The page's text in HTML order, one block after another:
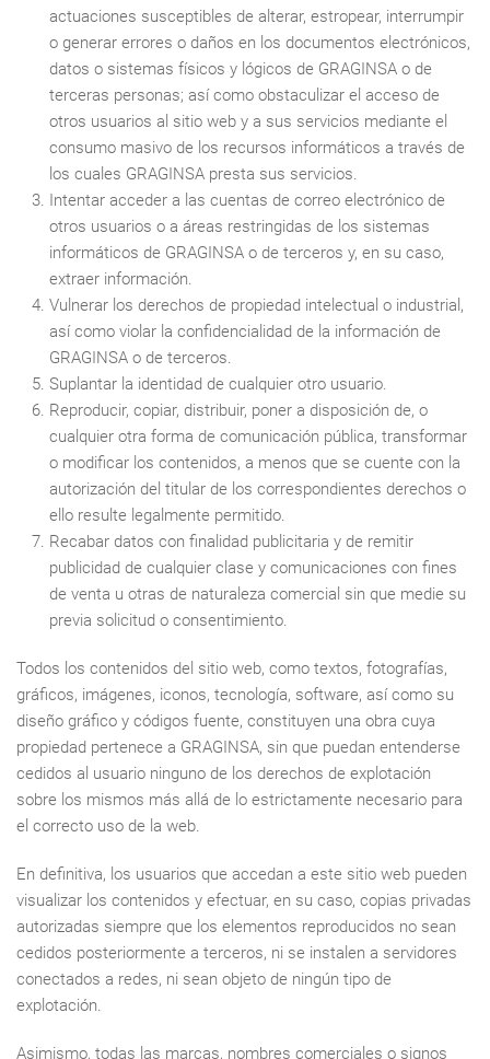
actuaciones susceptibles de alterar, estropear, interrumpir
o generar errores o daños en los documentos electrónicos,
datos o sistemas físicos y lógicos de GRAGINSA o de
terceras personas; así como obstaculizar el acceso de
otros usuarios al sitio web y a sus servicios mediante el
consumo masivo de los recursos informáticos a través de
los cuales GRAGINSA presta sus servicios.
Intentar acceder a las cuentas de correo electrónico de
otros usuarios o a áreas restringidas de los sistemas
informáticos de GRAGINSA o de terceros y, en su caso,
extraer información.
Vulnerar los derechos de propiedad intelectual o industrial,
así como violar la confidencialidad de la información de
GRAGINSA o de terceros.
Suplantar la identidad de cualquier otro usuario.
Reproducir, copiar, distribuir, poner a disposición de, o
cualquier otra forma de comunicación pública, transformar
o modificar los contenidos, a menos que se cuente con la
autorización del titular de los correspondientes derechos o
ello resulte legalmente permitido.
Recabar datos con finalidad publicitaria y de remitir
publicidad de cualquier clase y comunicaciones con fines
de venta u otras de naturaleza comercial sin que medie su
previa solicitud o consentimiento.
Todos los contenidos del sitio web, como textos, fotografías,
gráficos, imágenes, iconos, tecnología, software, así como su
diseño gráfico y códigos fuente, constituyen una obra cuya
propiedad pertenece a GRAGINSA, sin que puedan entenderse
cedidos al usuario ninguno de los derechos de explotación
sobre los mismos más allá de lo estrictamente necesario para
el correcto uso de la web.
En definitiva, los usuarios que accedan a este sitio web pueden
visualizar los contenidos y efectuar, en su caso, copias privadas
autorizadas siempre que los elementos reproducidos no sean
cedidos posteriormente a terceros, ni se instalen a servidores
conectados a redes, ni sean objeto de ningún tipo de
explotación.
Asimismo, todas las marcas, nombres comerciales o signos